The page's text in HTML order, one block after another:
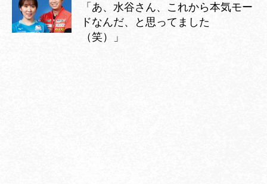
「あ、水谷さん、これから本気モー
ドなんだ、と思ってました
（笑）」